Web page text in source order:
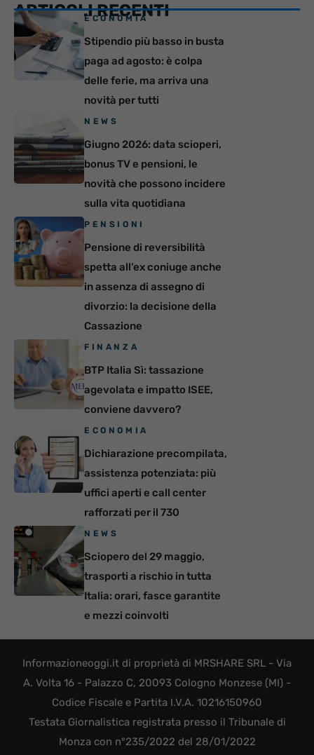
ARTICOLI RECENTI
ECONOMIA
Stipendio più basso in busta
paga ad agosto: è colpa
delle ferie, ma arriva una
novità per tutti
NEWS
Giugno 2026: data scioperi,
bonus TV e pensioni, le
novità che possono incidere
sulla vita quotidiana
PENSIONI
Pensione di reversibilità
spetta all’ex coniuge anche
in assenza di assegno di
divorzio: la decisione della
Cassazione
FINANZA
BTP Italia Sì: tassazione
agevolata e impatto ISEE,
conviene davvero?
ECONOMIA
Dichiarazione precompilata,
assistenza potenziata: più
uffici aperti e call center
rafforzati per il 730
NEWS
Sciopero del 29 maggio,
trasporti a rischio in tutta
Italia: orari, fasce garantite
e mezzi coinvolti
Informazioneoggi.it di proprietà di MRSHARE SRL - Via
A. Volta 16 - Palazzo C, 20093 Cologno Monzese (MI) -
Codice Fiscale e Partita I.V.A. 10216150960
Testata Giornalistica registrata presso il Tribunale di
Monza con n°235/2022 del 28/01/2022